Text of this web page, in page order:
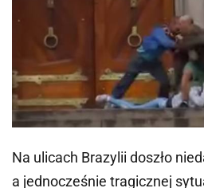
Na ulicach Brazylii doszło
a jednocześnie tragicznej